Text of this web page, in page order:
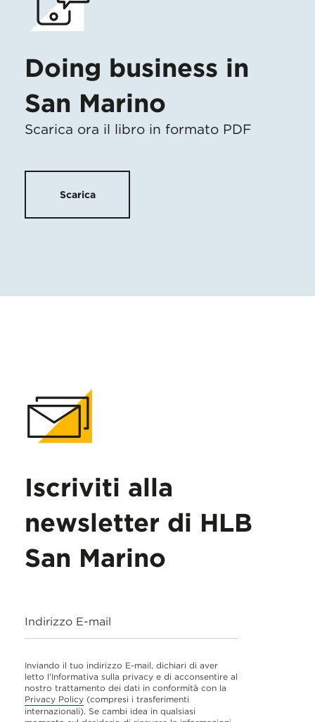
Doing business in
San Marino
Scarica ora il libro in formato PDF
Scarica
Iscriviti alla
newsletter di HLB
San Marino
Indirizzo E-mail
Inviando il tuo indirizzo E-mail, dichiari di aver
letto l'Informativa sulla privacy e di acconsentire al
nostro trattamento dei dati in conformità con la
Privacy Policy (compresi i trasferimenti
internazionali). Se cambi idea in qualsiasi